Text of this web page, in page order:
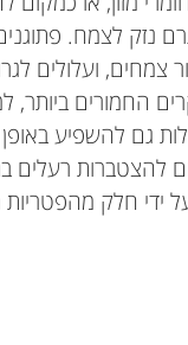
נזק לצמח.
צמחים, ועלולים
החמורים ביותר,
גם להשפיע
להצטברות
ידי חלק מהפטריות